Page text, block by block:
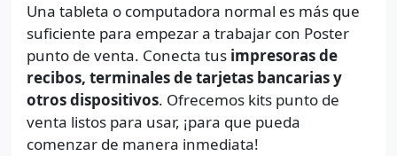
Una tableta o computadora normal es más que
suficiente para empezar a trabajar con Poster
punto de venta. Conecta tus impresoras de
recibos, terminales de tarjetas bancarias y
otros dispositivos. Ofrecemos kits punto de
venta listos para usar, ¡para que pueda
comenzar de manera inmediata!